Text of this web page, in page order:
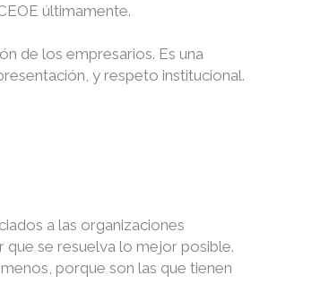
últimamente.
de los empresarios. Es una
y respeto institucional.
a las organizaciones
se resuelva lo mejor posible.
porque son las que tienen